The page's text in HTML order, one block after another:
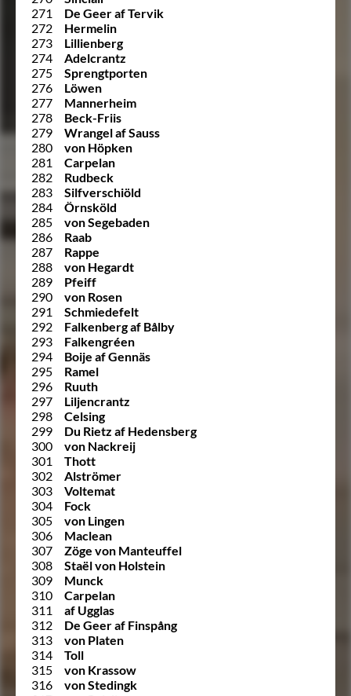
271
De Geer af Tervik
272
Hermelin
273
Lillienberg
274
Adelcrantz
275
Sprengtporten
276
Löwen
277
Mannerheim
278
Beck-Friis
279
Wrangel af Sauss
280
von Höpken
281
Carpelan
282
Rudbeck
283
Silfverschiöld
284
Örnsköld
285
von Segebaden
286
Raab
287
Rappe
288
von Hegardt
289
Pfeiff
290
von Rosen
291
Schmiedefelt
292
Falkenberg af Bålby
293
Falkengréen
294
Boije af Gennäs
295
Ramel
296
Ruuth
297
Liljencrantz
298
Celsing
299
Du Rietz af Hedensberg
300
von Nackreij
301
Thott
302
Alströmer
303
Voltemat
304
Fock
305
von Lingen
306
Maclean
307
Zöge von Manteuffel
308
Staël von Holstein
309
Munck
310
Carpelan
311
af Ugglas
312
De Geer af Finspång
313
von Platen
314
Toll
315
von Krassow
316
von Stedingk